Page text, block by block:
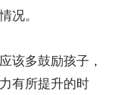
况。
多鼓励孩子，
有所提升的时